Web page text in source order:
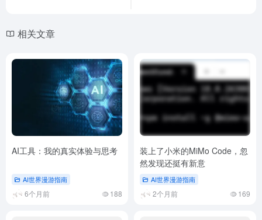
相关文章
AI工具：我的真实体验与思考
AI世界漫游指南
6个月前 188
装上了小米的MiMo Code，忽
然发现还挺有新意
AI世界漫游指南
2个月前 169